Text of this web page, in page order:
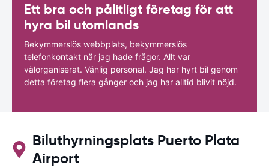
Ett bra och pålitligt företag för att
hyra bil utomlands
Bekymmerslös webbplats, bekymmerslös
telefonkontakt när jag hade frågor. Allt var
välorganiserat. Vänlig personal. Jag har hyrt bil genom
detta företag flera gånger och jag har alltid blivit nöjd.
Biluthyrningsplats Puerto Plata
Airport